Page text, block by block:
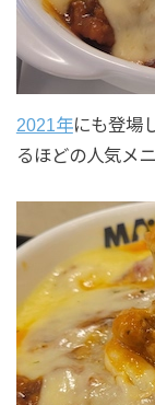
2021年にも登場
るほどの人気メ